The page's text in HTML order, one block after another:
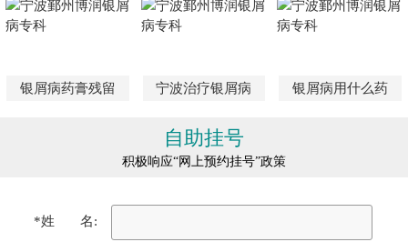
银屑病药膏残留 宁波治疗银屑病 银屑病用什么药
自助挂号
积极响应“网上预约挂号”政策
*姓 名: